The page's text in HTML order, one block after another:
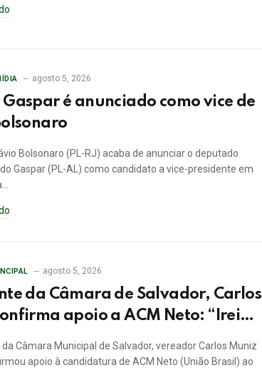
agosto 5, 2026
é anunciado como vice de
Bolsonaro (PL-RJ) acaba de anunciar o deputado
Gaspar (PL-AL) como candidato a vice-presidente em
agosto 5, 2026
da Câmara de Salvador, Carlos
apoio a ACM Neto: “Irei
Câmara Municipal de Salvador, vereador Carlos Muniz
apoio à candidatura de ACM Neto (União Brasil) ao